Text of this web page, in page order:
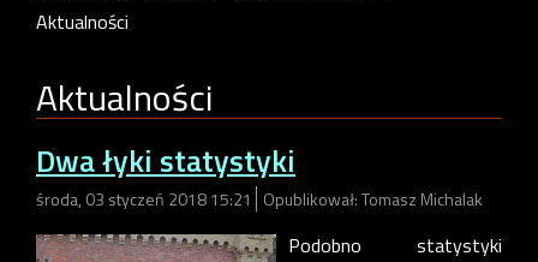
Aktualności
Aktualności
Dwa łyki statystyki
środa, 03 styczeń 2018 15:21 Opublikował: Tomasz Michalak
Podobno statystyki